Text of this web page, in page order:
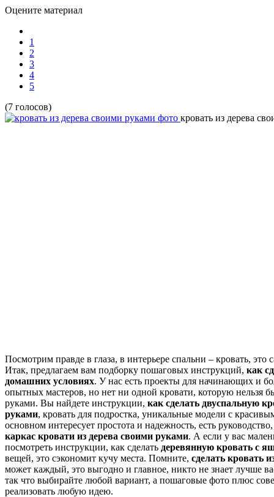
Оцените материал
1
2
3
4
5
(7 голосов)
кровать из дерева
Посмотрим правде в глаза, в интерьере спальни – кровать, это
Итак, предлагаем вам подборку пошаговых инструкций, как
домашних условиях. У нас есть проекты для начинающих и
опытных мастеров, но нет ни одной кровати, которую нельзя
руками. Вы найдете инструкции, как сделать двуспальную
руками, кровать для подростка, уникальные модели с
основном интересует простота и надежность, есть
каркас кровати из дерева своими руками. А если у вас
посмотреть инструкции, как сделать деревянную кровать с
вещей, это сэкономит кучу места. Помните, сделать кровать
может каждый, это выгодно и главное, никто не знает лучше
так что выбирайте любой вариант, а пошаговые фото плюс
реализовать любую идею.